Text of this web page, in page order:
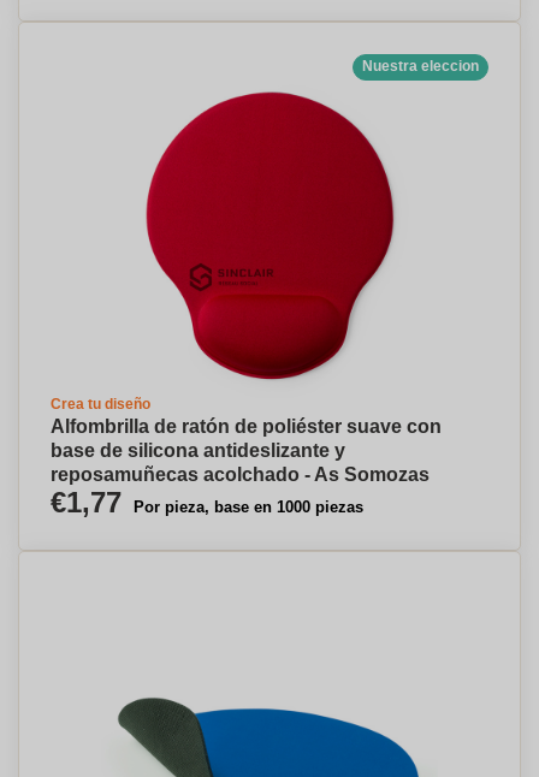
Nuestra eleccion
Crea tu diseño
Alfombrilla de ratón de poliéster suave con
base de silicona antideslizante y
reposamuñecas acolchado - As Somozas
€1,77 Por pieza, base en 1000 piezas